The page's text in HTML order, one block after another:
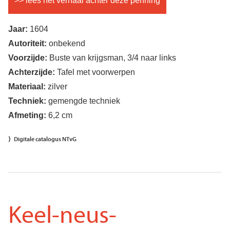
Jaar: 1604
Autoriteit: onbekend
Voorzijde: Buste van krijgsman, 3/4 naar links
Achterzijde: Tafel met voorwerpen
Materiaal: zilver
Techniek: gemengde techniek
Afmeting: 6,2 cm
Digitale catalogus NTvG
Keel-neus-